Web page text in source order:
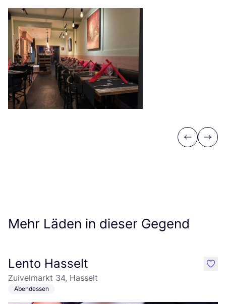
Previous
Next
Mehr Läden in dieser Gegend
Lento Hasselt
Zuivelmarkt 34, Hasselt
Abendessen
like